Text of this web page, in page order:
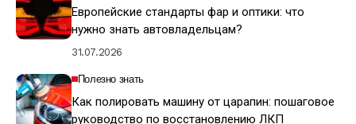
Европейские стандарты фар и оптики: что
нужно знать автовладельцам?
31.07.2026
Полезно знать
Как полировать машину от царапин: пошаговое
руководство по восстановлению ЛКП